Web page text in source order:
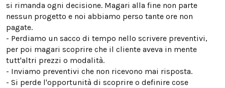
si rimanda ogni decisione. Magari alla fine non parte
nessun progetto e noi abbiamo perso tante ore non
pagate.
- Perdiamo un sacco di tempo nello scrivere preventivi,
per poi magari scoprire che il cliente aveva in mente
tutt'altri prezzi o modalità.
- Inviamo preventivi che non ricevono mai risposta.
- Si perde l'opportunità di scoprire o definire cose